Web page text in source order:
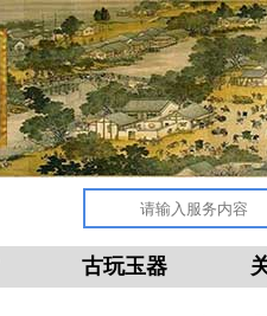
古玩玉器